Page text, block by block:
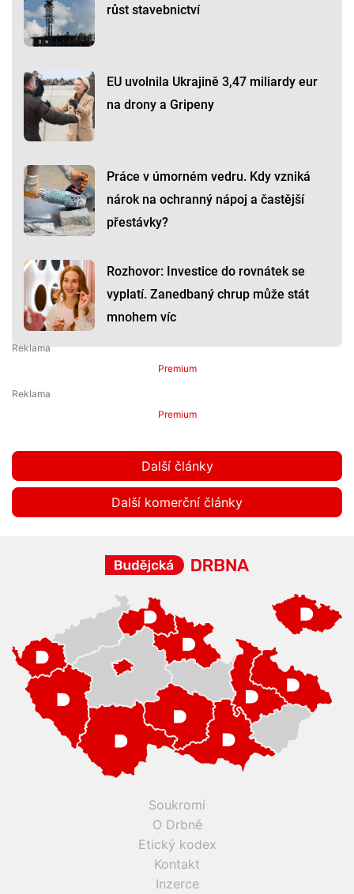
růst stavebnictví
EU uvolnila Ukrajině 3,47 miliardy eur
na drony a Gripeny
Práce v úmorném vedru. Kdy vzniká
nárok na ochranný nápoj a častější
přestávky?
Rozhovor: Investice do rovnátek se
vyplatí. Zanedbaný chrup může stát
mnohem víc
Premium
Premium
Další články
Další komerční články
Soukromí
O Drbně
Etický kodex
Kontakt
Inzerce